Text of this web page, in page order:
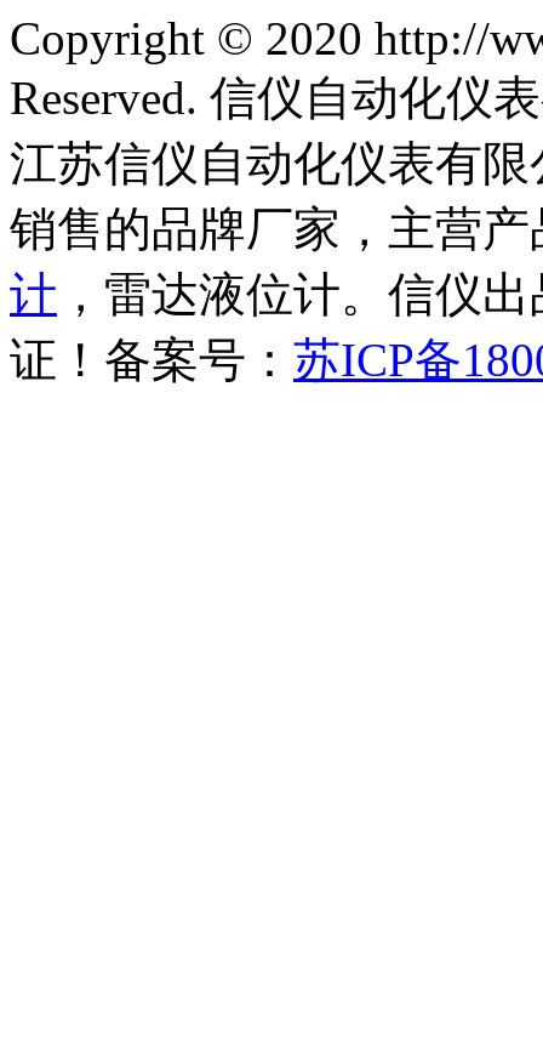
Copyright © 2020 http://
Reserved. 信仪自动化仪
江苏信仪自动化仪表有
销售的品牌厂家，主营产
计 ，雷达液位计。信仪
证！备案号： 苏ICP备